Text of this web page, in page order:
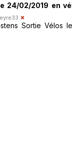
24/02/2019 en
Sortie Vélos